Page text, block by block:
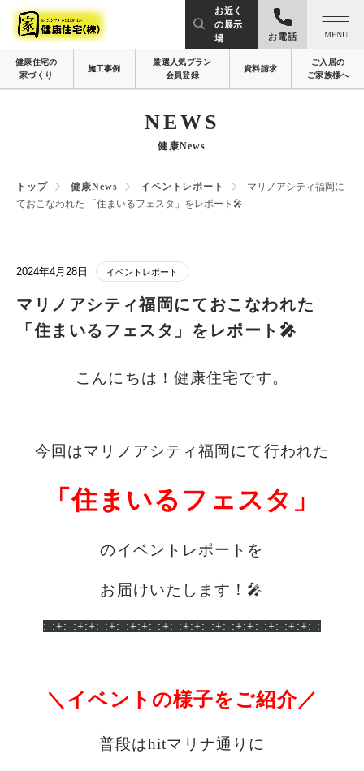
お近く
の展示
場
お電話 MENU
健康住宅の
家づくり
施工事例
厳選人気プラン
会員登録
資料請求
ご入居の
ご家族様へ
NEWS
健康News
トップ 健康News イベントレポート
マリノアシティ福岡に
ておこなわれた 「住まいるフェスタ」をレポート🎤
2024年4月28日 イベントレポート
マリノアシティ福岡にておこなわれた
「住まいるフェスタ」をレポート🎤
こんにちは！健康住宅です。
今回はマリノアシティ福岡 にて行われた
「住まいるフェスタ」
のイベントレポートを
お届けいたします！🎤
:-:+:-:+:+:-:+:-:+:+:-:+:-:+:+:-:+:-:+:+:-:+:-:+:+:-:
＼イベントの様子をご紹介／
普段はhitマリナ通りに